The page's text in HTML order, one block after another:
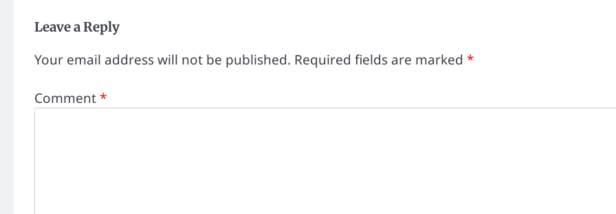
Leave a Reply
Your email address will not be published. Required fields are marked *
Comment*